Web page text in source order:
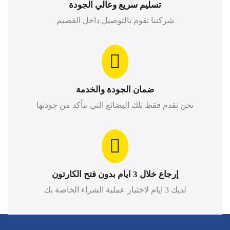
تسليم سريع وعالي الجودة
شركتنا تقوم بالتوصيل داخل القصيم
ضمان الجودة والخدمة
نحن نقدم فقط تلك البضائع التي نتأكد من جودتها
إرجاع خلال 3 ايام بدون فتح الكارتون
لديك 3 ايام لاختبار عملية الشراء الخاصة بك